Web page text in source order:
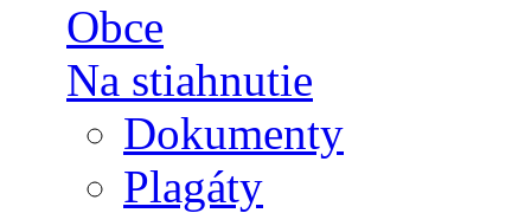
Obce
Na stiahnutie
Dokumenty
Plagáty